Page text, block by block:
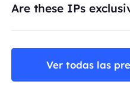
Are these IPs
Ver todas las